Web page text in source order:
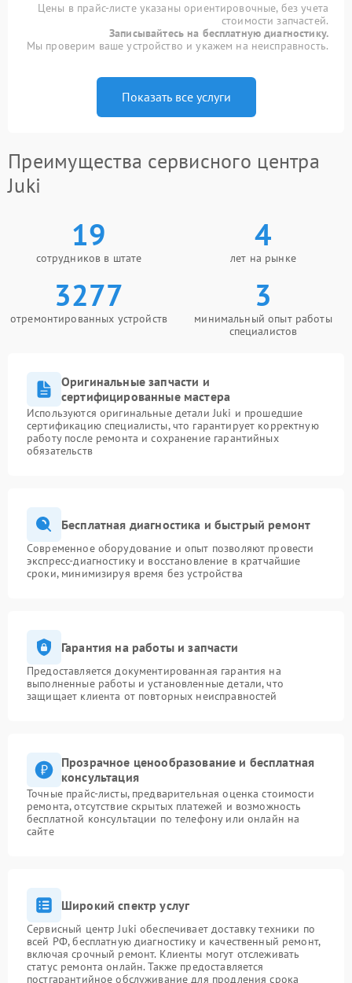
Цены в прайс-листе указаны ориентировочные, без учета
стоимости запчастей.
Записывайтесь на бесплатную диагностику.
Мы проверим ваше устройство и укажем на неисправность.
Показать все услуги
Преимущества сервисного центра
Juki
19
сотрудников в штате
4
лет на рынке
3277
отремонтированных устройств
3
минимальный опыт работы
специалистов
Оригинальные запчасти и
сертифицированные мастера
Используются оригинальные детали Juki и прошедшие
сертификацию специалисты, что гарантирует корректную
работу после ремонта и сохранение гарантийных
обязательств
Бесплатная диагностика и быстрый ремонт
Современное оборудование и опыт позволяют провести
экспресс-диагностику и восстановление в кратчайшие
сроки, минимизируя время без устройства
Гарантия на работы и запчасти
Предоставляется документированная гарантия на
выполненные работы и установленные детали, что
защищает клиента от повторных неисправностей
Прозрачное ценообразование и бесплатная
консультация
Точные прайс-листы, предварительная оценка стоимости
ремонта, отсутствие скрытых платежей и возможность
бесплатной консультации по телефону или онлайн на
сайте
Широкий спектр услуг
Сервисный центр Juki обеспечивает доставку техники по
всей РФ, бесплатную диагностику и качественный ремонт,
включая срочный ремонт. Клиенты могут отслеживать
статус ремонта онлайн. Также предоставляется
постгарантийное обслуживание для продления срока